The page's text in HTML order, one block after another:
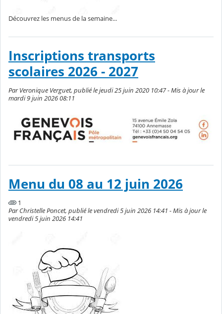
Découvrez les menus de la semaine...
Inscriptions transports
scolaires 2026 - 2027
Par Veronique Verguet, publié le jeudi 25 juin 2020 10:47 - Mis à jour le
mardi 9 juin 2026 08:11
Menu du 08 au 12 juin 2026
1
Par Christelle Poncet, publié le vendredi 5 juin 2026 14:41 - Mis à jour le
vendredi 5 juin 2026 14:41